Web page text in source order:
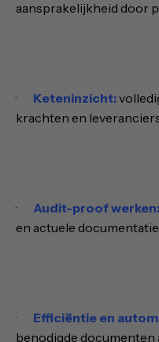
aansprakelijkheid door
· Keteninzicht:
krachten en
· Audit-proof werken:
en actuele documentatie
· Efficiëntie en
benodigde documenten